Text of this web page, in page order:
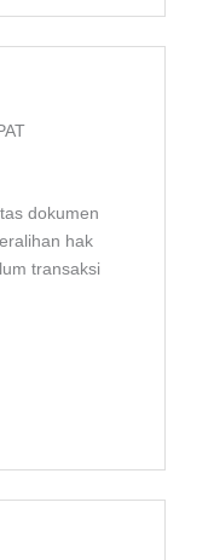
dokumen
hak
transaksi